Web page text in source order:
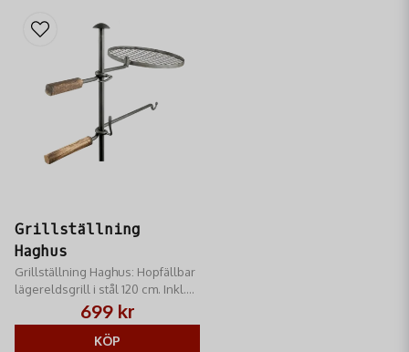
Grillställning
Haghus
Grillställning Haghus: Hopfällbar
lägereldsgrill i stål 120 cm. Inkl.
34 cm grillgaller &
kaffepannkrok. Stabil och
portabel för matlagning i fält.
699 kr
KÖP